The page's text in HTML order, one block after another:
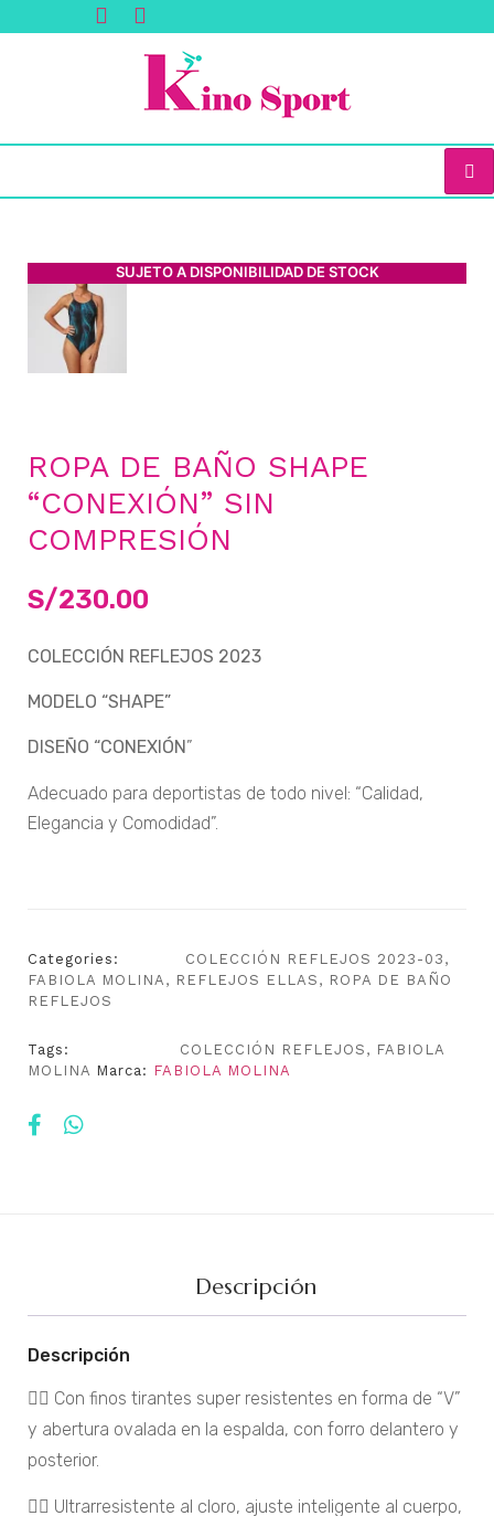
SUJETO A DISPONIBILIDAD DE STOCK
ROPA DE BAÑO SHAPE
“CONEXIÓN” SIN
COMPRESIÓN
S/230.00
COLECCIÓN REFLEJOS 2023
MODELO “SHAPE”
DISEÑO “CONEXIÓN ”
Adecuado para deportistas de todo nivel: “Calidad,
Elegancia y Comodidad”.
Categories: COLECCIÓN REFLEJOS 2023-03 ,
FABIOLA MOLINA , REFLEJOS ELLAS , ROPA DE BAÑO
REFLEJOS
Tags: COLECCIÓN REFLEJOS , FABIOLA
MOLINA Marca: FABIOLA MOLINA
Descripción
Descripción
🏊‍♀️ Con finos tirantes super resistentes en forma de “V”
y abertura ovalada en la espalda, con forro delantero y
posterior.
🏊‍♀️ Ultrarresistente al cloro, ajuste inteligente al cuerpo,